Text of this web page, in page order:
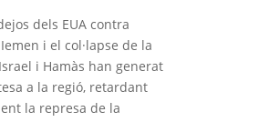
dels EUA contra
i el col·lapse de la
i Hamàs han generat
a la regió, retardant
la represa de la